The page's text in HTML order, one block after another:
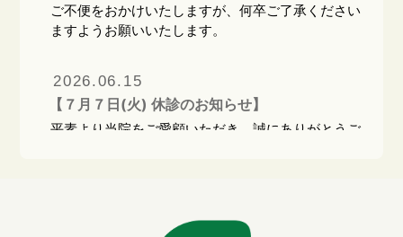
ご不便をおかけいたしますが、何卒ご了承ください
ますようお願いいたします。
2026.06.15
【７月７日(火) 休診のお知らせ】
平素より当院をご愛顧いただき、誠にありがとうご
解とご協力のほどよろしくお願い申し上げます。定